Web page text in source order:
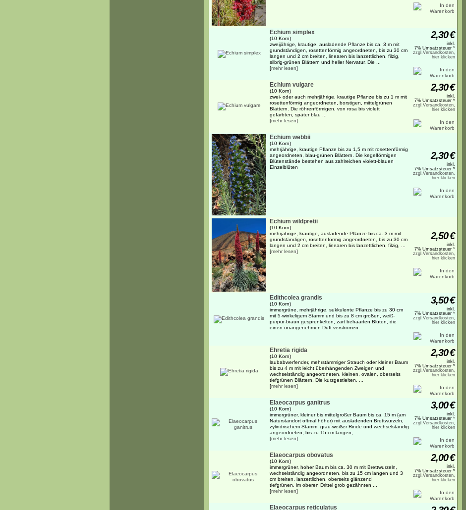
Echium simplex
(10 Korn)
zweijährige, krautige, ausladende Pflanze bis ca. 3 m mit
grundständigen, rosettenförmig angeordneten, bis zu 30 cm
langen und 2 cm breiten, linearen bis lanzettlichen, filzig,
silbrig-grünen Blättern und heller Nervatur. Die ...
[mehr lesen]
2,30€
inkl.
7% Umsatzsteuer *
zzgl.Versandkosten,
hier klicken
Echium vulgare
(10 Korn)
zwei- oder auch mehrjährige, krautige Pflanze bis zu 1 m mit
rosettenförmig angeordneten, borstigen, mittelgrünen
Blättern. Die röhrenförmigen, von rosa bis violett
gefärbten, später blau ...
[mehr lesen]
2,30€
inkl.
7% Umsatzsteuer *
zzgl.Versandkosten,
hier klicken
Echium webbii
(10 Korn)
mehrjährige, krautige Pflanze bis zu 1,5 m mit rosettenförmig
angeordneten, blau-grünen Blättern. Die kegelförmigen
Blütenstände bestehen aus zahlreichen violett-blauen
Einzelblüten
2,30€
inkl.
7% Umsatzsteuer *
zzgl.Versandkosten,
hier klicken
Echium wildpretii
(10 Korn)
mehrjährige, krautige, ausladende Pflanze bis ca. 3 m mit
grundständigen, rosettenförmig angeordneten, bis zu 30 cm
langen und 2 cm breiten, linearen bis lanzettlichen, filzig, ...
[mehr lesen]
2,50€
inkl.
7% Umsatzsteuer *
zzgl.Versandkosten,
hier klicken
Edithcolea grandis
(10 Korn)
immergrüne, mehrjährige, sukkulente Pflanze bis zu 30 cm
mit 5-winkeligem Stamm und bis zu 8 cm großen, weiß-
purpur-braun gesprenkelten, zart behaarten Blüten, die
einen unangenehmen Duft verströmen
3,50€
inkl.
7% Umsatzsteuer *
zzgl.Versandkosten,
hier klicken
Ehretia rigida
(10 Korn)
laubabwerfender, mehrstämmiger Strauch oder kleiner Baum
bis zu 4 m mit leicht überhängenden Zweigen und
wechselständig angeordneten, kleinen, ovalen, oberseits
tiefgrünen Blättern. Die kurzgestielten, ...
[mehr lesen]
2,30€
inkl.
7% Umsatzsteuer *
zzgl.Versandkosten,
hier klicken
Elaeocarpus ganitrus
(10 Korn)
immergrüner, kleiner bis mittelgroßer Baum bis ca. 15 m (am
Naturstandort oftmal höher) mit ausladenden Brettwurzeln,
zylindrischem Stamm, grau-weißer Rinde und wechselständig
angeordneten, bis zu 15 cm langen, ...
[mehr lesen]
3,00€
inkl.
7% Umsatzsteuer *
zzgl.Versandkosten,
hier klicken
Elaeocarpus obovatus
(10 Korn)
immergrüner, hoher Baum bis ca. 30 m mit Brettwurzeln,
wechselständig angeordneten, bis zu 15 cm langen und 3
cm breiten, lanzettlichen, oberseits glänzend
tiefgrünen, im oberen Drittel grob gezähnten ...
[mehr lesen]
2,00€
inkl.
7% Umsatzsteuer *
zzgl.Versandkosten,
hier klicken
Elaeocarpus reticulatus